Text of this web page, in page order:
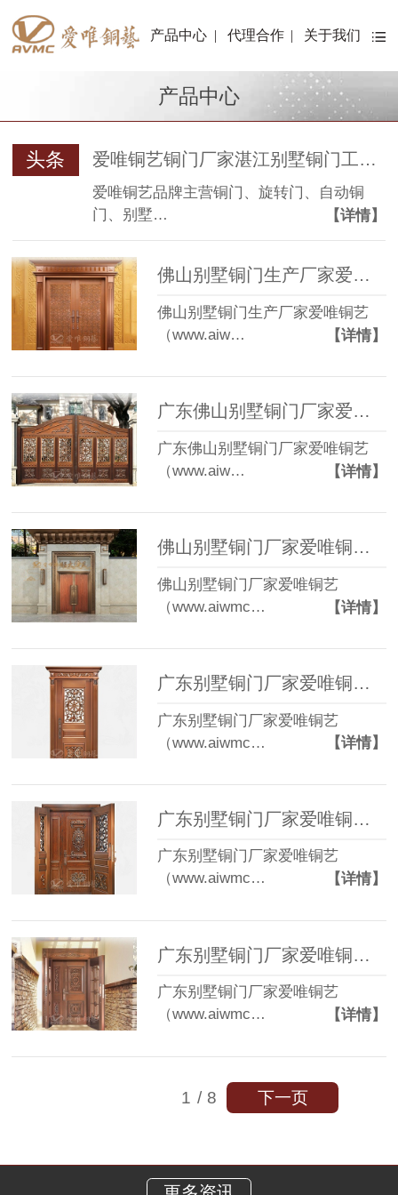
产品中心 | 代理合作 | 关于我们
产品中心
头条 爱唯铜艺铜门厂家湛江别墅铜门工程案例
爱唯铜艺品牌主营铜门、旋转门、自动铜
门、别墅…
【详情】
佛山别墅铜门生产厂家爱唯铜艺——别墅铜门款式“吉祥如意”
佛山别墅铜门生产厂家爱唯铜艺
（www.aiw…
【详情】
广东佛山别墅铜门厂家爱唯铜艺——别墅庭院门款式“巴黎豪庭”
广东佛山别墅铜门厂家爱唯铜艺
（www.aiw…
【详情】
佛山别墅铜门厂家爱唯铜艺——中式风格木纹腐蚀效果铜门
佛山别墅铜门厂家爱唯铜艺
（www.aiwmc…
【详情】
广东别墅铜门厂家爱唯铜艺——别墅铜门款式单门
广东别墅铜门厂家爱唯铜艺
（www.aiwmc…
【详情】
广东别墅铜门厂家爱唯铜艺——别墅铜门款式“摩登时代”
广东别墅铜门厂家爱唯铜艺
（www.aiwmc…
【详情】
广东别墅铜门厂家爱唯铜艺——别墅铜门款式“欧风花都”
广东别墅铜门厂家爱唯铜艺
（www.aiwmc…
【详情】
1 / 8 下一页